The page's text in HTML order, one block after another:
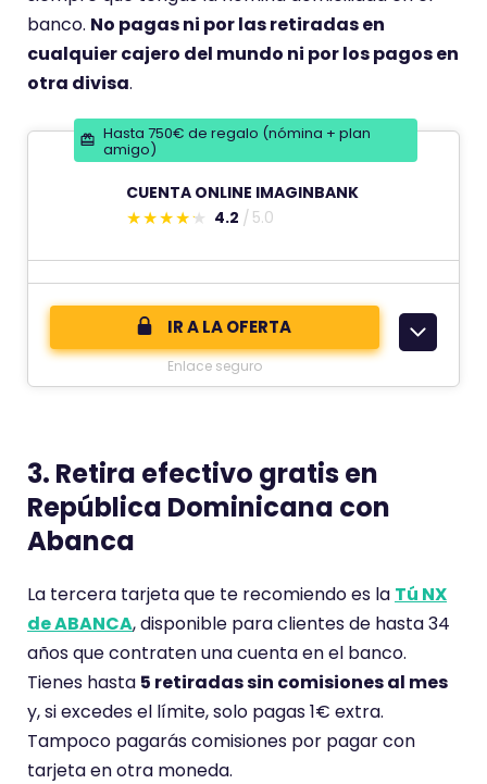
i
e
n
e
u
n
a
p
t
a
c
n
d
e
banco. No pagas ni por las retiradas en
cualquier cajero del mundo ni por los pagos en
otra divisa.
Hasta 750€ de regalo (nómina + plan
amigo)
CUENTA ONLINE IMAGINBANK
E
s
t
c
n
t
a
r
o
e
4.2 5.0
IR A LA OFERTA
Enlace seguro
3. Retira efectivo gratis en
República Dominicana con
Abanca
La tercera tarjeta que te recomiendo es la Tú NX
de ABANCA, disponible para clientes de hasta 34
años que contraten una cuenta en el banco.
Tienes hasta 5 retiradas sin comisiones al mes
y, si excedes el límite, solo pagas 1€ extra.
Tampoco pagarás comisiones por pagar con
tarjeta en otra moneda.